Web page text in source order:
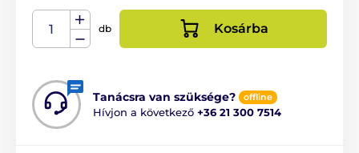
db Kosárba
Tanácsra van szüksége? offline
Hívjon a következő +36 21 300 7514